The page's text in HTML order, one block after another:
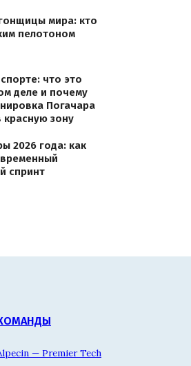
мира: кто
пелотоном
что это
деле и почему
Погачара
красную зону
2026 года: как
спринт
— Premier Tech